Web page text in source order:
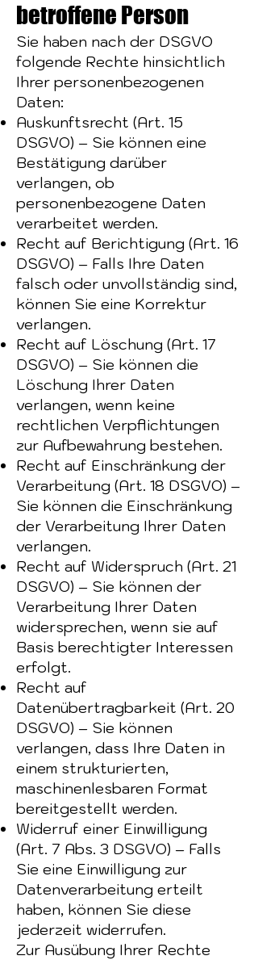
betroffene Person
Sie haben nach der DSGVO
folgende Rechte hinsichtlich
Ihrer personenbezogenen
Daten:
Auskunftsrecht (Art. 15
DSGVO) – Sie können eine
Bestätigung darüber
verlangen, ob
personenbezogene Daten
verarbeitet werden.
Recht auf Berichtigung (Art. 16
DSGVO) – Falls Ihre Daten
falsch oder unvollständig sind,
können Sie eine Korrektur
verlangen.
Recht auf Löschung (Art. 17
DSGVO) – Sie können die
Löschung Ihrer Daten
verlangen, wenn keine
rechtlichen Verpflichtungen
zur Aufbewahrung bestehen.
Recht auf Einschränkung der
Verarbeitung (Art. 18 DSGVO) –
Sie können die Einschränkung
der Verarbeitung Ihrer Daten
verlangen.
Recht auf Widerspruch (Art. 21
DSGVO) – Sie können der
Verarbeitung Ihrer Daten
widersprechen, wenn sie auf
Basis berechtigter Interessen
erfolgt.
Recht auf
Datenübertragbarkeit (Art. 20
DSGVO) – Sie können
verlangen, dass Ihre Daten in
einem strukturierten,
maschinenlesbaren Format
bereitgestellt werden.
Widerruf einer Einwilligung
(Art. 7 Abs. 3 DSGVO) – Falls
Sie eine Einwilligung zur
Datenverarbeitung erteilt
haben, können Sie diese
jederzeit widerrufen.
Zur Ausübung Ihrer Rechte